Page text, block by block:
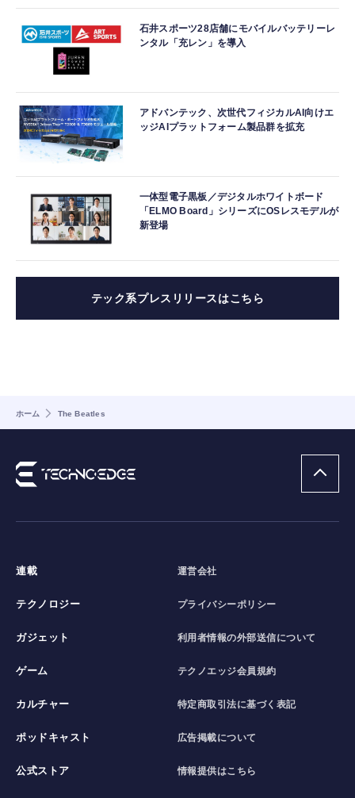
石井スポーツ28店舗にモバイルバッテリーレ
ンタル「充レン」を導入
アドバンテック、次世代フィジカルAI向けエ
ッジAIプラットフォーム製品群を拡充
一体型電子黒板／デジタルホワイトボード
「ELMO Board」シリーズにOSレスモデルが
新登場
テック系プレスリリースはこちら
ホーム The Beatles
連載
テクノロジー
ガジェット
ゲーム
カルチャー
ポッドキャスト
公式ストア
運営会社
プライバシーポリシー
利用者情報の外部送信について
テクノエッジ会員規約
特定商取引法に基づく表記
広告掲載について
情報提供はこちら